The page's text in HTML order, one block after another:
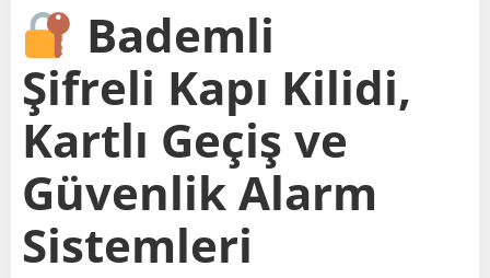
Bademli
Şifreli Kapı Kilidi,
Kartlı Geçiş ve
Güvenlik Alarm
Sistemleri